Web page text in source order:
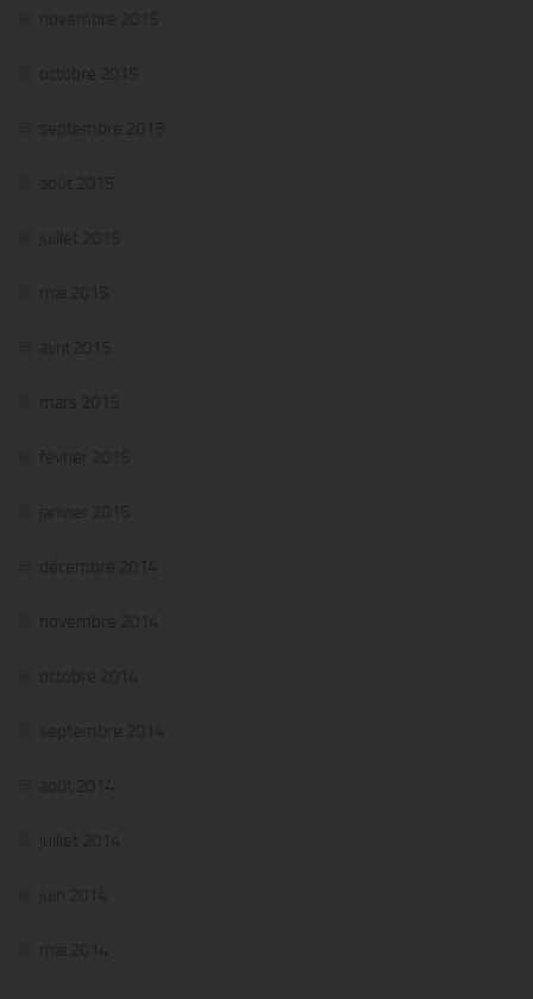
novembre 2015
octobre 2015
septembre 2015
août 2015
juillet 2015
mai 2015
avril 2015
mars 2015
février 2015
janvier 2015
décembre 2014
novembre 2014
octobre 2014
septembre 2014
août 2014
juillet 2014
juin 2014
mai 2014